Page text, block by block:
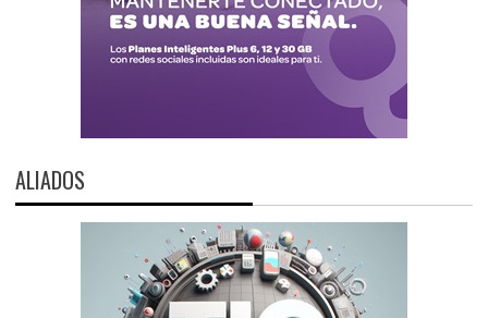
ALIADOS